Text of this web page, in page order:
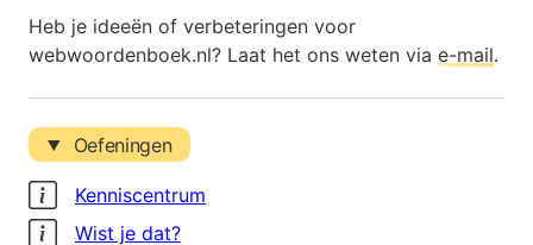
Heb je ideeën of verbeteringen voor
webwoordenboek.nl? Laat het ons weten via e-mail.
Oefeningen
Kenniscentrum
Wist je dat?